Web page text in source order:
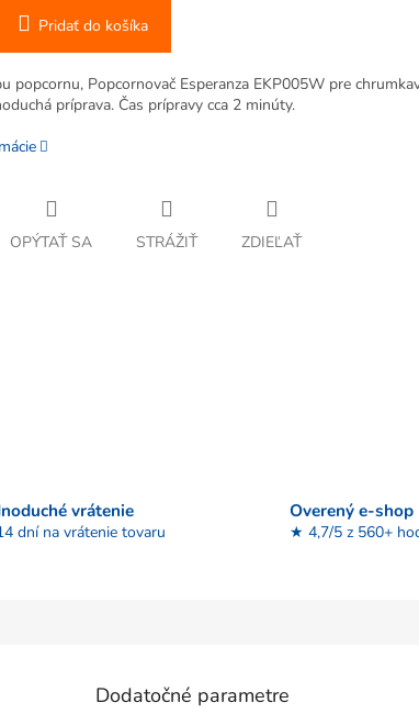
Pridať do košíka
popcornu, Popcornovač Esperanza EKP005W pre
príprava. Čas prípravy cca 2 minúty.
OPÝTAŤ SA STRÁŽIŤ ZDIEĽAŤ
vrátenie
dní na vrátenie tovaru
Overený e-shop
★ 4,7/5 z 560+
Dodatočné parametre